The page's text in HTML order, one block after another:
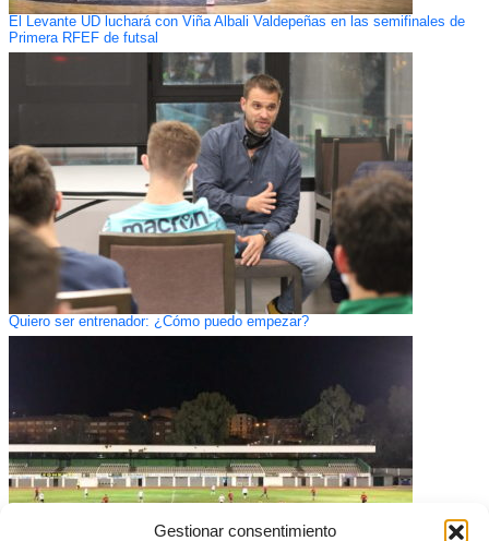
Gestionar consentimiento
El Levante UD luchará con Viña Albali Valdepeñas en las semifinales de
Primera RFEF de futsal
Quiero ser entrenador: ¿Cómo puedo empezar?